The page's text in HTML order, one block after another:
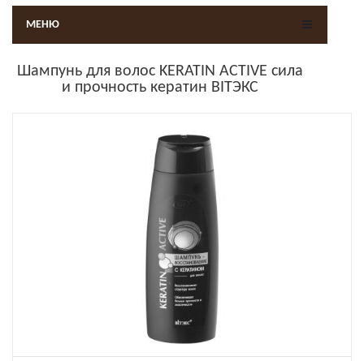
МЕНЮ
Шампунь для волос KERATIN ACTIVE сила
и прочность кератин BITЭКС